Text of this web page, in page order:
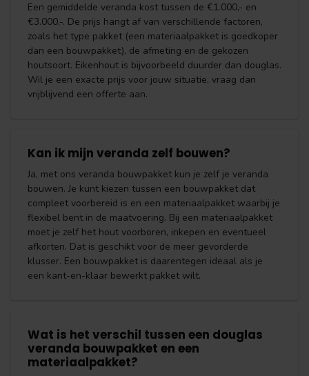
Een gemiddelde veranda kost tussen de €1.000,- en
€3.000,-. De prijs hangt af van verschillende factoren,
zoals het type pakket (een materiaalpakket is goedkoper
dan een bouwpakket), de afmeting en de gekozen
houtsoort. Eikenhout is bijvoorbeeld duurder dan douglas.
Wil je een exacte prijs voor jouw situatie, vraag dan
vrijblijvend een offerte aan.
Kan ik mijn veranda zelf bouwen?
Ja, met ons veranda bouwpakket kun je zelf je veranda
bouwen. Je kunt kiezen tussen een bouwpakket dat
compleet voorbereid is en een materiaalpakket waarbij je
flexibel bent in de maatvoering. Bij een materiaalpakket
moet je zelf het hout voorboren, inkepen en eventueel
afkorten. Dat is geschikt voor de meer gevorderde
klusser. Een bouwpakket is daarentegen ideaal als je
een kant-en-klaar bewerkt pakket wilt.
Wat is het verschil tussen een douglas
veranda bouwpakket en een
materiaalpakket?